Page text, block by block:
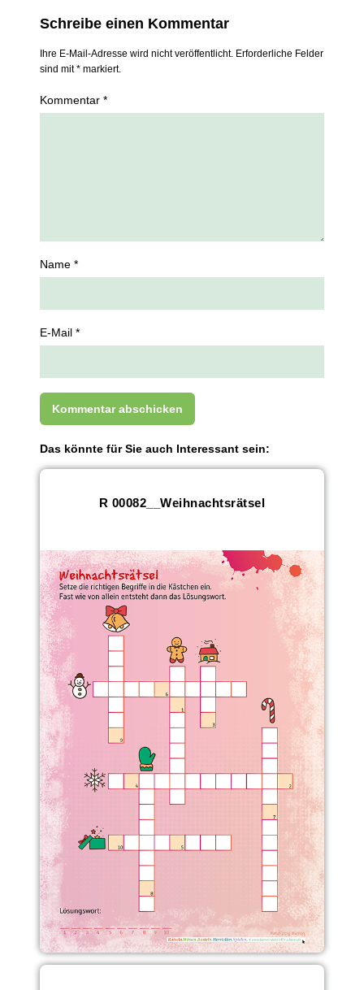
Schreibe einen Kommentar
Ihre E-Mail-Adresse wird nicht veröffentlicht. Erforderliche Felder
sind mit * markiert.
Kommentar *
Name *
E-Mail *
Das könnte für Sie auch Interessant sein:
R 00082__Weihnachtsrätsel